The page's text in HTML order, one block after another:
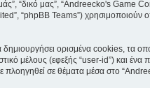
“δικό μας”, “Andreecko's Game
“phpBB Teams”)
ορισμένα cookies, τα
μέλους (εφεξής “user-id”) και ένα
πλοηγηθεί σε θέματα μέσα στο